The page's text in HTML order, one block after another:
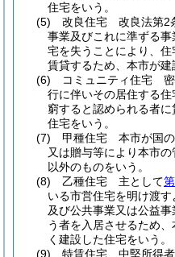
住宅をいう。
(5)
改良住宅 改良法第2
事業及びこれに準ずる
宅を失うことにより、
賃貸するため、本市が建
(6)
コミュニティ住宅
行に伴いその居住する
窮すると認められる者
住宅をいう。
(7)
甲種住宅 本市が国の
又は贈与等により本市
以外のものをいう。
(8)
乙種住宅 主として
いる市営住宅を明け渡
及び公共事業又は公益
う者を入居させるため
く建設した住宅をいう。
(9)
特賃住宅 中堅所得者